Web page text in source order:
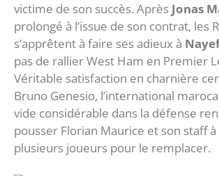
victime de son succès. Après Jonas
prolongé à l’issue de son contrat, les
s’apprêtent à faire ses adieux à
pas de rallier West Ham en Premier
Véritable satisfaction en charnière
Bruno Genesio, l’international
vide considérable dans la défense
pousser Florian Maurice et son staff
plusieurs joueurs pour le remplacer.